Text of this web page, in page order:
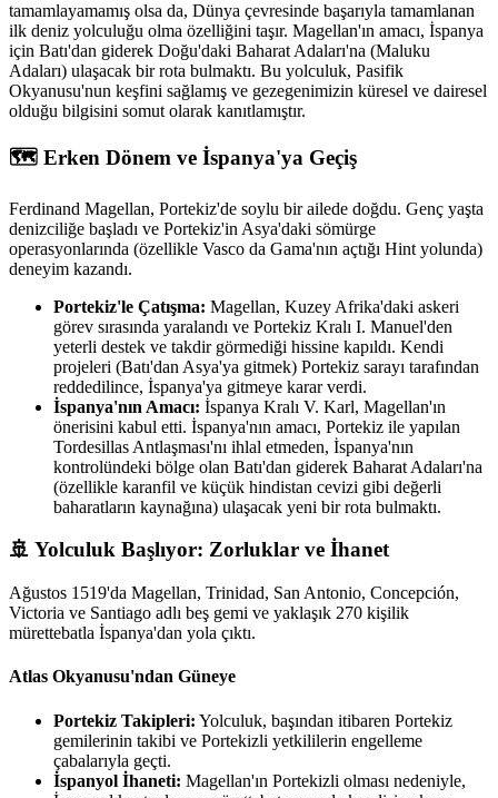
tamamlayamamış olsa da, Dünya çevresinde başarıyla tamamlanan
ilk deniz yolculuğu olma özelliğini taşır. Magellan'ın amacı, İspanya
için Batı'dan giderek Doğu'daki Baharat Adaları'na (Maluku
Adaları) ulaşacak bir rota bulmaktı. Bu yolculuk, Pasifik
Okyanusu'nun keşfini sağlamış ve gezegenimizin küresel ve dairesel
olduğu bilgisini somut olarak kanıtlamıştır.
🗺️ Erken Dönem ve İspanya'ya Geçiş
Ferdinand Magellan, Portekiz'de soylu bir ailede doğdu. Genç yaşta
denizciliğe başladı ve Portekiz'in Asya'daki sömürge
operasyonlarında (özellikle Vasco da Gama'nın açtığı Hint yolunda)
deneyim kazandı.
Portekiz'le Çatışma: Magellan, Kuzey Afrika'daki askeri
görev sırasında yaralandı ve Portekiz Kralı I. Manuel'den
yeterli destek ve takdir görmediği hissine kapıldı. Kendi
projeleri (Batı'dan Asya'ya gitmek) Portekiz sarayı tarafından
reddedilince, İspanya'ya gitmeye karar verdi.
İspanya'nın Amacı: İspanya Kralı V. Karl, Magellan'ın
önerisini kabul etti. İspanya'nın amacı, Portekiz ile yapılan
Tordesillas Antlaşması'nı ihlal etmeden, İspanya'nın
kontrolündeki bölge olan Batı'dan giderek Baharat Adaları'na
(özellikle karanfil ve küçük hindistan cevizi gibi değerli
baharatların kaynağına) ulaşacak yeni bir rota bulmaktı.
🚢 Yolculuk Başlıyor: Zorluklar ve İhanet
Ağustos 1519'da Magellan, Trinidad, San Antonio, Concepción,
Victoria ve Santiago adlı beş gemi ve yaklaşık 270 kişilik
mürettebatla İspanya'dan yola çıktı.
Atlas Okyanusu'ndan Güneye
Portekiz Takipleri: Yolculuk, başından itibaren Portekiz
gemilerinin takibi ve Portekizli yetkililerin engelleme
çabalarıyla geçti.
İspanyol İhaneti: Magellan'ın Portekizli olması nedeniyle,